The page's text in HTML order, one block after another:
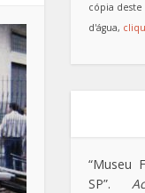
cópia
d'água,
“Museu
SP”.